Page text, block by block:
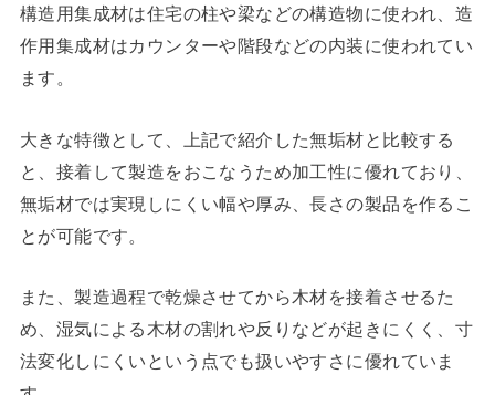
構造用集成材は住宅の柱や梁などの構造物に使われ、造
作用集成材はカウンターや階段などの内装に使われてい
ます。
大きな特徴として、上記で紹介した無垢材と比較する
と、接着して製造をおこなうため加工性に優れており、
無垢材では実現しにくい幅や厚み、長さの製品を作るこ
とが可能です。
また、製造過程で乾燥させてから木材を接着させるた
め、湿気による木材の割れや反りなどが起きにくく、寸
法変化しにくいという点でも扱いやすさに優れていま